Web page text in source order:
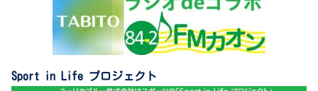
Sport in Life プロジェクト